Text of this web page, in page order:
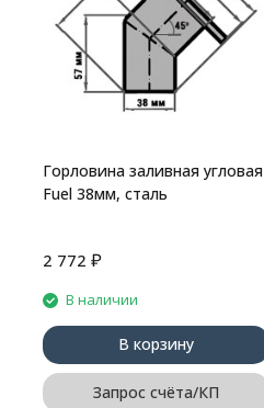
Горловина заливная угловая
Fuel 38мм, сталь
2 772 ₽
В наличии
В корзину
Запрос счёта/КП